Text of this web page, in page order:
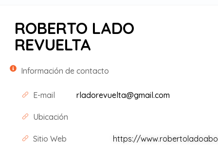
ROBERTO LADO
REVUELTA
Información de contacto
E-mail rladorevuelta@gmail.com
Ubicación
Sitio Web https://